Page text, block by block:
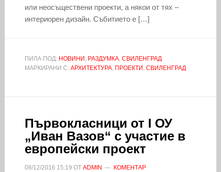
или неосъществени проекти, а някои от тях –
интериорен дизайн. Събитието е […]
ПИЛА ПОД: НОВИНИ , РАЗДУМКА, СВИЛЕНГРАД
МАРКИРАНИ С: АРХИТЕКТУРА, ПРОЕКТИ , СВИЛЕНГРАД
Първокласници от I ОУ
„Иван Вазов“ с участие в
европейски проект
08/12/2016 15:19 ОТ ADMIN КОМЕНТАР